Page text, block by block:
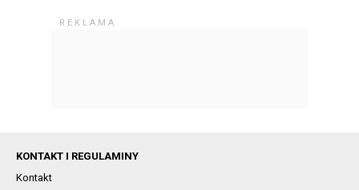
KONTAKT I REGULAMINY
Kontakt